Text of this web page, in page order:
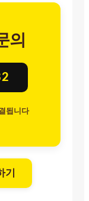
의
됩니다
기